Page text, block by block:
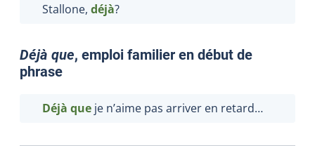
Stallone, déjà?
Déjà que, emploi familier en début de
phrase
Déjà que je n’aime pas arriver en retard…